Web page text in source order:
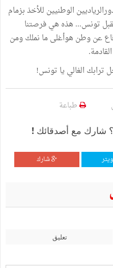
الوطنيين للأخذ بزمام
تونس... هذه هي فرصتنا
عن وطن هوأغلى ما نملك ومن
ترابك الغالي يا تونس!
طباعة
شارك مع أصدقائك !
شارك
تعليق